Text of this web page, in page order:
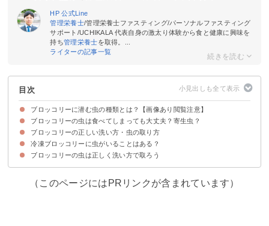
HP 公式Line
管理栄養士/管理栄養士ファスティング/パーソナルファスティング
サポート/UCHIKALA 代表自身の激太り体験から食と健康に興味を
持ち管理栄養士を取得。...
ライターの記事一覧
目次
ブロッコリーに潜む虫の種類とは？【画像あり閲覧注意】
アブラムシ
紋白蝶の幼虫
コナガの幼虫
ヨトウムシ
ハイマダラノメイガの幼虫
その他の虫
ブロッコリーの虫は食べてしまっても大丈夫？寄生虫？
万が一食べてしまっても大丈夫
ブロッコリーの正しい洗い方・虫の取り方
①水に浸す方法
②ポリ袋で洗う方法
③重曹を使う方法
④塩を使う方法
⑤50℃のお湯で洗う
⑥湯通しする方法
⑦野菜用洗剤を使う
⑧小房に分けてから洗う方法
冷凍ブロッコリーに虫がいることはある？
冷凍ブロッコリーに虫がいることは稀にある
ブロッコリーの虫は正しく洗い方で取ろう
（このページにはPRリンクが含まれています）